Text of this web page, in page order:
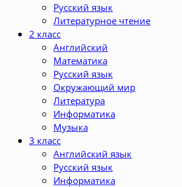
Русский язык
Литературное чтение
2 класс
Английский
Математика
Русский язык
Окружающий мир
Литература
Информатика
Музыка
3 класс
Английский язык
Русский язык
Информатика